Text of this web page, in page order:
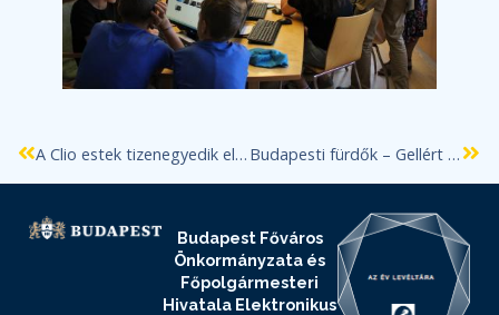
A Clio estek tizenegyedik előadása Budapesti fürdők – Gellért Gyógyfürdő és Uszoda
Budapest Főváros
Önkormányzata és
Főpolgármesteri
Hivatala Elektronikus